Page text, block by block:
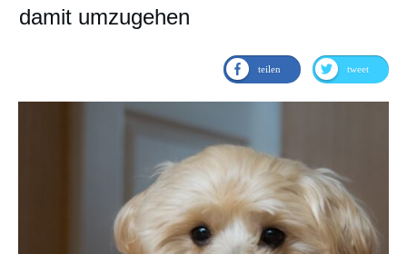
damit umzugehen
teilen tweet